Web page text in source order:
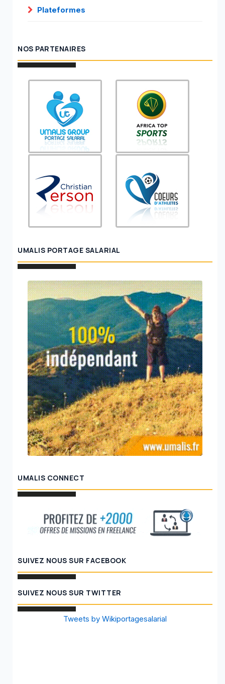
Plateformes
NOS PARTENAIRES
UMALIS PORTAGE SALARIAL
UMALIS CONNECT
SUIVEZ NOUS SUR FACEBOOK
SUIVEZ NOUS SUR TWITTER
Tweets by Wikiportagesalarial